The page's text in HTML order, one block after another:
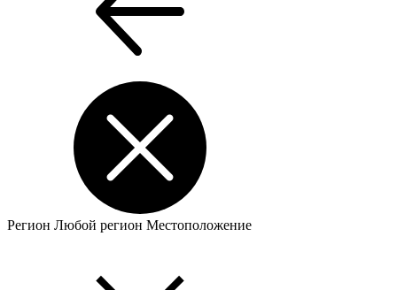
Регион Любой регион Местоположение